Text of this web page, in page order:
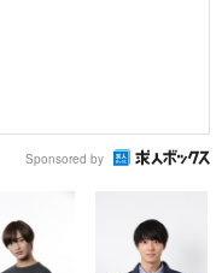
Sponsored by